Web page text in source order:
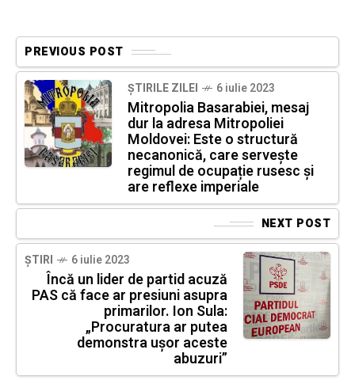
PREVIOUS POST
ȘTIRILE ZILEI 6 iulie 2023
Mitropolia Basarabiei, mesaj
dur la adresa Mitropoliei
Moldovei: Este o structură
necanonică, care servește
regimul de ocupație rusesc și
are reflexe imperiale
NEXT POST
ȘTIRI 6 iulie 2023
Încă un lider de partid acuză
PAS că face ar presiuni asupra
primarilor. Ion Sula:
„Procuratura ar putea
demonstra ușor aceste
abuzuri”